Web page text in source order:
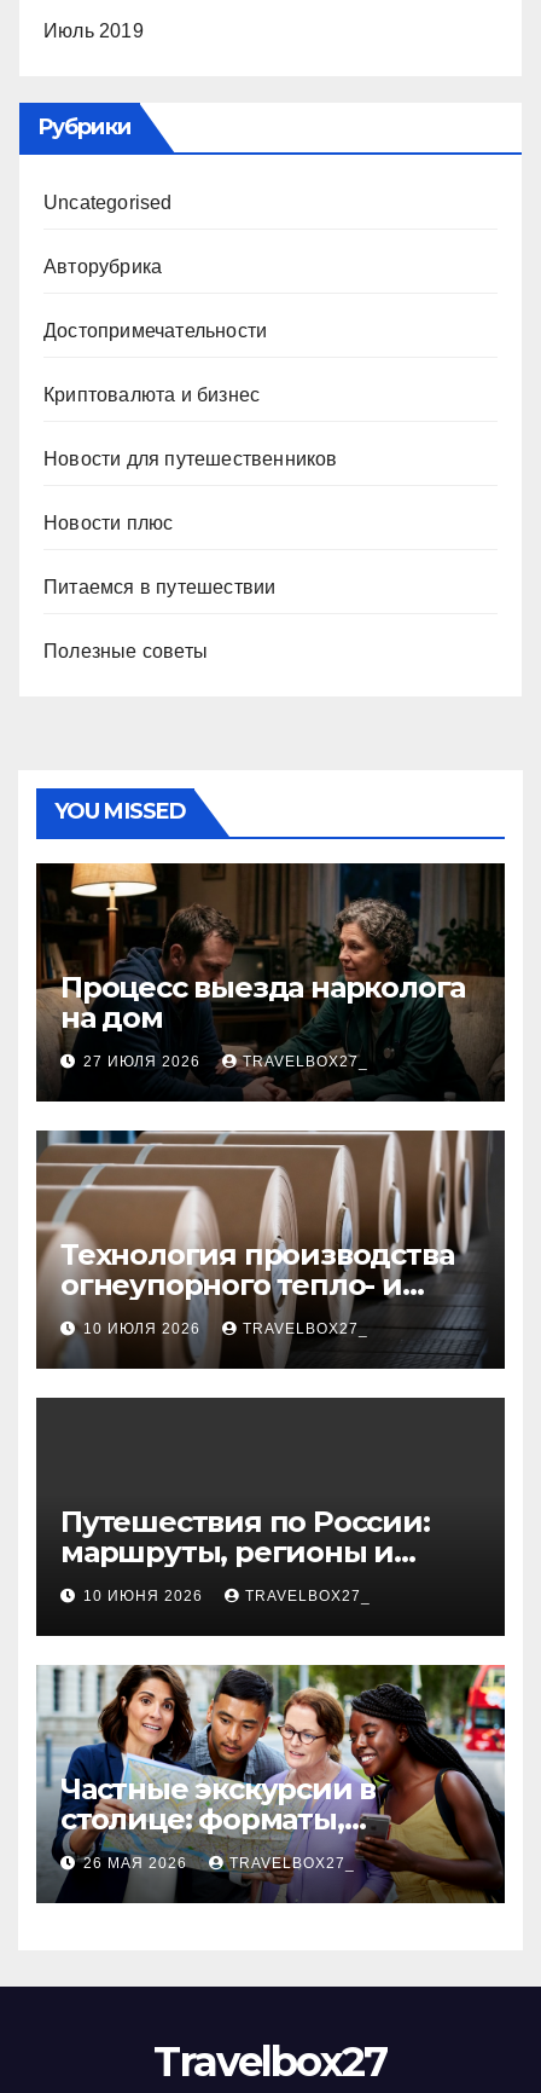
Июль 2019
Рубрики
Uncategorised
Авторубрика
Достопримечательности
Криптовалюта и бизнес
Новости для путешественников
Новости плюс
Питаемся в путешествии
Полезные советы
YOU MISSED
Процесс выезда нарколога
на дом
27 ИЮЛЯ 2026 TRAVELBOX27_
Технология производства
огнеупорного тепло- и
звукоизоляционного
картона из
муллитокремнеземистого
волокна
10 ИЮЛЯ 2026 TRAVELBOX27_
Путешествия по России:
маршруты, регионы и
особенности поездок
10 ИЮНЯ 2026 TRAVELBOX27_
Частные экскурсии в
столице: форматы,
маршруты и особенности
организации
26 МАЯ 2026 TRAVELBOX27_
Travelbox27